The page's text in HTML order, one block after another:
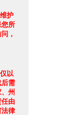
护
您所
，
以
后需
州
任由
法律